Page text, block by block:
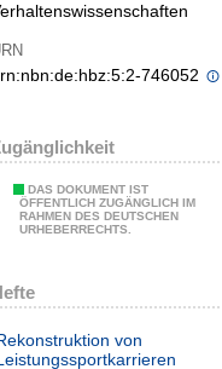
746052
DAS DOKUMENT IST
ÖFFENTLICH ZUGÄNGLICH IM
RAHMEN DES DEUTSCHEN
URHEBERRECHTS.
von